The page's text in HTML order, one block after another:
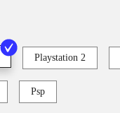
Playstation 2
Psp